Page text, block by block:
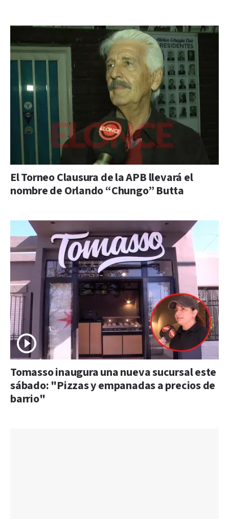
El Torneo Clausura de la APB llevará el
nombre de Orlando “Chungo” Butta
Tomasso inaugura una nueva sucursal este
sábado: "Pizzas y empanadas a precios de
barrio"